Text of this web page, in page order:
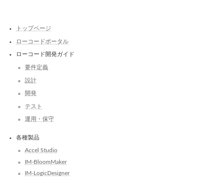
トップページ
ローコードポータル
ローコード開発ガイド
要件定義
設計
開発
テスト
運用・保守
各種製品
Accel Studio
IM-BloomMaker
IM-LogicDesigner